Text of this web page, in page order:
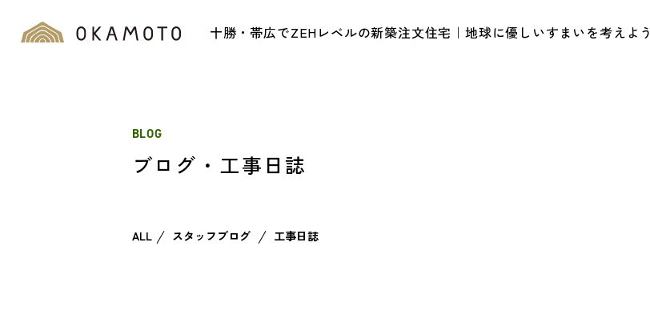
十勝・帯広でZEHレベルの新築注文住宅｜地球に優しいすまいを考えよう
BLOG
ブログ・工事日誌
ALL スタッフブログ 工事日誌